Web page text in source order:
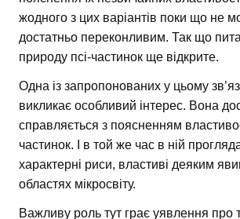
жодного з цих варіантів поки що не
достатньо переконливим. Так що
природу псі-частинок ще відкрите.
Одна із запропонованих у цьому
викликає особливий інтерес. Вона
справляється з поясненням
частинок. І в той же час в ній
характерні риси, властиві деяким
областях мікросвіту.
Важливу роль тут грає уявлення про